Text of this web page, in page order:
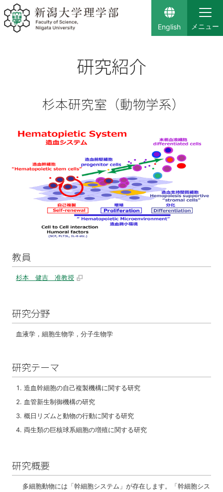
English
研究紹介
杉本研究室（動物学系）
教員
杉本 健吉 准教授
研究分野
血液学，細胞生物学，分子生物学
研究テーマ
造血幹細胞の自己複製機構に関する研究
血管新生制御機構の研究
概日リズムと動物の行動に関する研究
両生類の巨核球系細胞の増殖に関する研究
研究概要
多細胞動物には「幹細胞システム」が存在します。「幹細胞シス